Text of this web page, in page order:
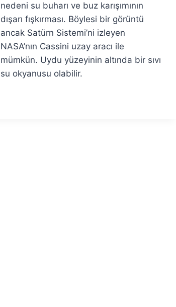
nedeni su buharı ve buz karışımının
dışarı fışkırması. Böylesi bir görüntü
ancak Satürn Sistemi’ni izleyen
NASA’nın Cassini uzay aracı ile
mümkün. Uydu yüzeyinin altında bir sıvı
su okyanusu olabilir.